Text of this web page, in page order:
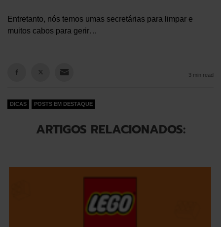
Entretanto, nós temos umas secretárias para limpar e
muitos cabos para gerir…
3 min read
DICAS POSTS EM DESTAQUE
ARTIGOS RELACIONADOS: